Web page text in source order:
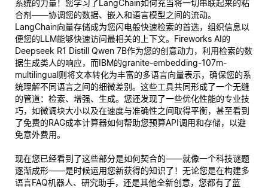
系统的力量！您学习了LangChain如何充当将一切串联起来的粘
合剂——协调您的数据、嵌入和语言模型之间的流动。
LangChain向量存储成为您闪电般快速检索的首选，组织信息以
便您的LLM能够快速访问最相关的上下文。Fireworks AI的
Deepseek R1 Distill Qwen 7B作为您的创意动力，利用检索的数
据生成类人的响应，而IBM的granite-embedding-107m-
multilingual则将文本转化为丰富的多语言向量表示，确保您的系
统理解不同语言之间的细微差别。这些工具共同形成了一个无缝
的管道：检索、增强、生成。您还发现了一些优化性能的专业技
巧，如微调块大小以及在速度与准确性之间取得平衡，甚至看到
了免费的RAG成本计算器如何帮助您预算API调用和存储，以避
免意外费用。
现在您已经看到了这些部分是如何契合的——就像一个科技谜题
逐渐成形——是时候运用您新获得的知识了！无论您是在构建多
语言FAQ机器人、研究助手，还是其他全新创意，您都有了蓝